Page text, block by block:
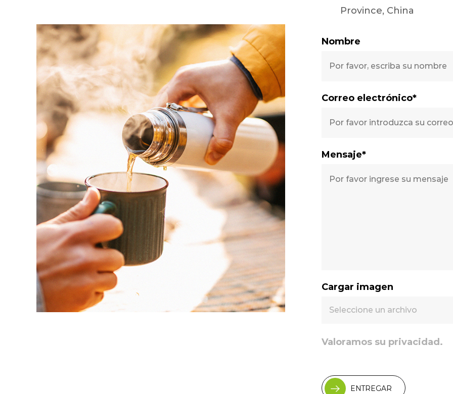
Province, China
Nombre
Correo electrónico*
Mensaje*
Cargar imagen
Seleccione un archivo
Valoramos su privacidad.
ENTREGAR